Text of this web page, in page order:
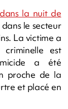
la nuit de
le secteur
La victime a
est
a été
proche de la
et placé en